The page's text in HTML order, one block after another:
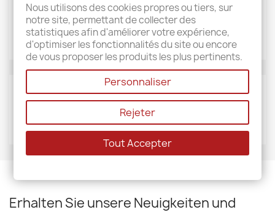
MARKEN
Sud étoffe
LIEFERANTEN
Erhalten Sie unsere Neuigkeiten und
Nous utilisons des cookies propres ou tiers, sur
notre site, permettant de collecter des
statistiques afin d'améliorer votre expérience,
d'optimiser les fonctionnalités du site ou encore
de vous proposer les produits les plus pertinents.
Personnaliser
Rejeter
Tout Accepter